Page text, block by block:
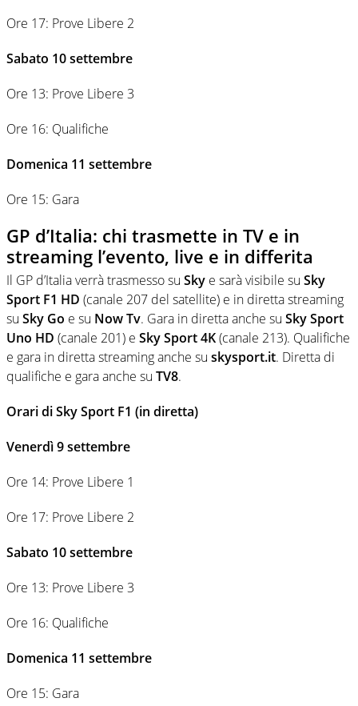
Ore 17: Prove Libere 2
Sabato 10 settembre
Ore 13: Prove Libere 3
Ore 16: Qualifiche
Domenica 11 settembre
Ore 15: Gara
GP d’Italia: chi trasmette in TV e in
streaming l’evento, live e in differita
Il GP d’Italia verrà trasmesso su Sky e sarà visibile su Sky
Sport F1 HD (canale 207 del satellite) e in diretta streaming
su Sky Go e su Now Tv. Gara in diretta anche su Sky Sport
Uno HD (canale 201) e Sky Sport 4K(canale 213). Qualifiche
e gara in diretta streaming anche su skysport.it. Diretta di
qualifiche e gara anche su TV8.
Orari di Sky Sport F1 (in diretta)
Venerdì 9 settembre
Ore 14: Prove Libere 1
Ore 17: Prove Libere 2
Sabato 10 settembre
Ore 13: Prove Libere 3
Ore 16: Qualifiche
Domenica 11 settembre
Ore 15: Gara